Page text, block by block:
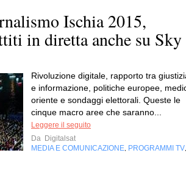
Ischia 2015,
in diretta anche su Sky
Rivoluzione digitale, rapporto tra
e informazione, politiche europee,
oriente e sondaggi elettorali. Queste le
cinque macro aree che saranno...
Leggere il seguito
Da Digitalsat
MEDIA E COMUNICAZIONE PROGRAMMI TV